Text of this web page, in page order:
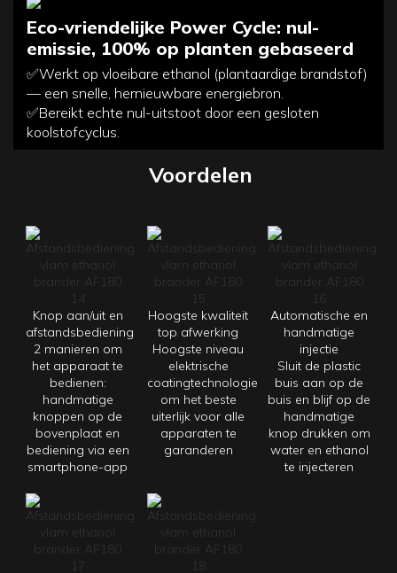
Eco-vriendelijke Power Cycle: nul-
emissie, 100% op planten gebaseerd
✅Werkt op vloeibare ethanol (plantaardige brandstof)
— een snelle, hernieuwbare energiebron.
✅Bereikt echte nul-uitstoot door een gesloten
koolstofcyclus.
Voordelen
Knop aan/uit en
afstandsbediening
2 manieren om
het apparaat te
bedienen:
handmatige
knoppen op de
bovenplaat en
bediening via een
smartphone-app
Hoogste kwaliteit
top afwerking
Hoogste niveau
elektrische
coatingtechnologie
om het beste
uiterlijk voor alle
apparaten te
garanderen
Automatische en
handmatige
injectie
Sluit de plastic
buis aan op de
buis en blijf op de
handmatige
knop drukken om
water en ethanol
te injecteren